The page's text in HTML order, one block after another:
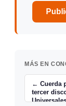
MÁS EN
← Cuerda
tercer